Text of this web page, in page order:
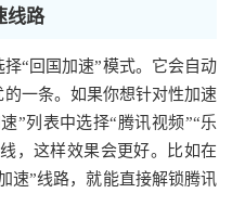
线路
择“回国加速”模式。它会自动
一条。如果你想针对性加速
”列表中选择“腾讯视频”“乐
，这样效果会更好。比如在
速”线路，就能直接解锁腾讯